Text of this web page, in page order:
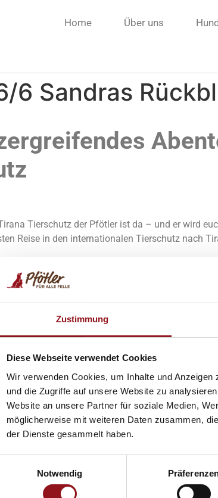
Zustimmung
Diese Webseite verwendet Cookies
Wir verwenden Cookies, um Inhalte und
und die Zugriffe auf unsere Website zu
Website an unsere Partner für soziale Medien,
möglicherweise mit weiteren Daten zusammen,
der Dienste gesammelt haben.
Notwendig
Home Über uns
6 Sandras
Tierschutz der Pfötler ist da – und er wird
Reise in den internationalen Tierschutz nach
bewegender Momente und einem tiefen
seid ihr nächstes Mal mit dabei?
Werde ein/